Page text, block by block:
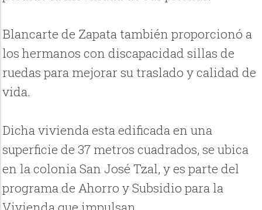
Blancarte de Zapata también proporcionó a
los hermanos con discapacidad sillas de
ruedas para mejorar su traslado y calidad de
vida.
Dicha vivienda esta edificada en una
superficie de 37 metros cuadrados, se ubica
en la colonia San José Tzal, y es parte del
programa de Ahorro y Subsidio para la